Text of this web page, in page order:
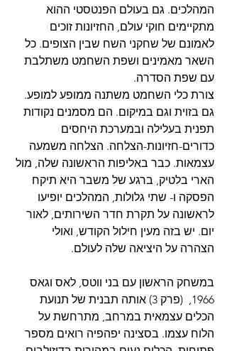
המהלכים. גם בעולם הפנטסטי ההוא
מתקיימים חוקי עולם, החזיונות זוכים
לאמונם של שחקני השח שבין הצופים. כל
השאר מאמינים ושפת השחמט משתלבת
עם שפת הסדרה.
צורת כלי השחמט משתנה ממופע למופע.
גם בזוית וגם במיקום. הם מסמנים נקודות
תפנית בעלילה ובמערכת היחסים
כדורים-חזיונות-הצלחה. הצלחה משמעה
עצמאות. כבר באליפות הראשונה שלה, מול
הארי בלטיק, ברגע של משבר היא תיקח
הפסקה ו- שתי גלולות, המהלכים יופיעו
לראשונה על תקרת חדר השירותים, לאור
יום. יש בזה מעין חילול הקודש, ואולי
הצהרה על היציאה שלה לעולם.
במשחק הראשון עם בני ווטס, לאס וגאס
1966,  (פרק 3) אותה תבנית של תנועת
הכלים עצמאית במרחב, מתרחשת על
הלוח עצמו. בסצינה יפהפיה רואים מספר